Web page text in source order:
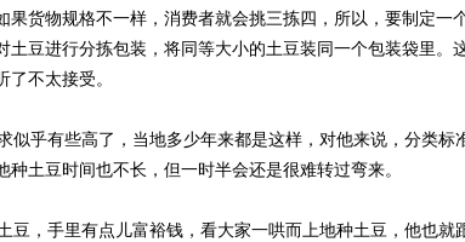
果货物规格不一样，消费者就会挑三拣四，所以，要制定一
土豆进行分拣包装，将同等大小的土豆装同一个包装袋里。
不太接受。
乎有些高了，当地多少年来都是这样，对他来说，分类标
土豆时间也不长，但一时半会还是很难转过弯来。
，手里有点儿富裕钱，看大家一哄而上地种土豆，他也就